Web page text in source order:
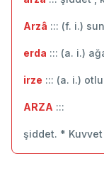
Arzâ ::: (f. i.)
erda ::: (a. i.)
irze ::: (a. i.)
ARZA :::
şiddet. * Kuvvet